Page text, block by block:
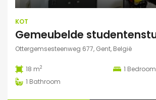
KOT
Ottergemsesteenweg 677, Gent, België
18 m2 1 Bedroom
1 Bathroom